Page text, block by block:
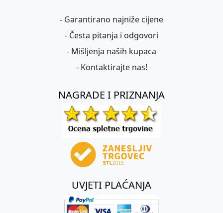
- Garantirano najniže cijene
- Česta pitanja i odgovori
- Mišljenja naših kupaca
- Kontaktirajte nas!
NAGRADE I PRIZNANJA
UVJETI PLAĆANJA